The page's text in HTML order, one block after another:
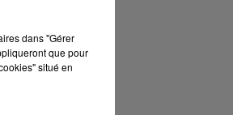
dans "Gérer
que pour
situé en